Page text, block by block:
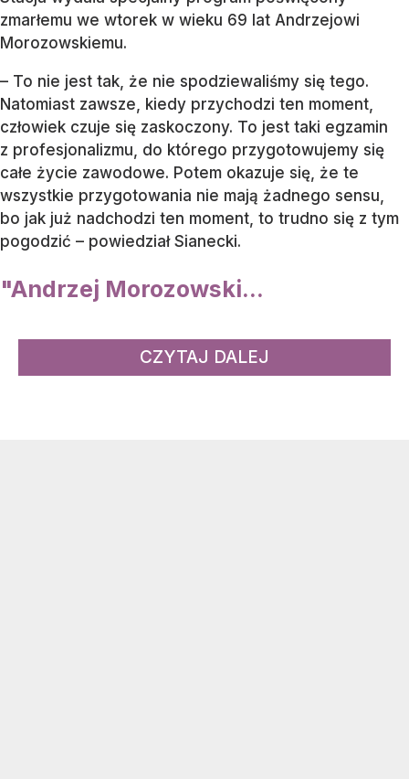
zmarłemu we wtorek w wieku 69 lat Andrzejowi
Morozowskiemu.
– To nie jest tak, że nie spodziewaliśmy się tego.
Natomiast zawsze, kiedy przychodzi ten moment,
człowiek czuje się zaskoczony. To jest taki egzamin
z profesjonalizmu, do którego przygotowujemy się
całe życie zawodowe. Potem okazuje się, że te
wszystkie przygotowania nie mają żadnego sensu,
bo jak już nadchodzi ten moment, to trudno się z tym
pogodzić – powiedział Sianecki.
"Andrzej Morozowski...
CZYTAJ DALEJ